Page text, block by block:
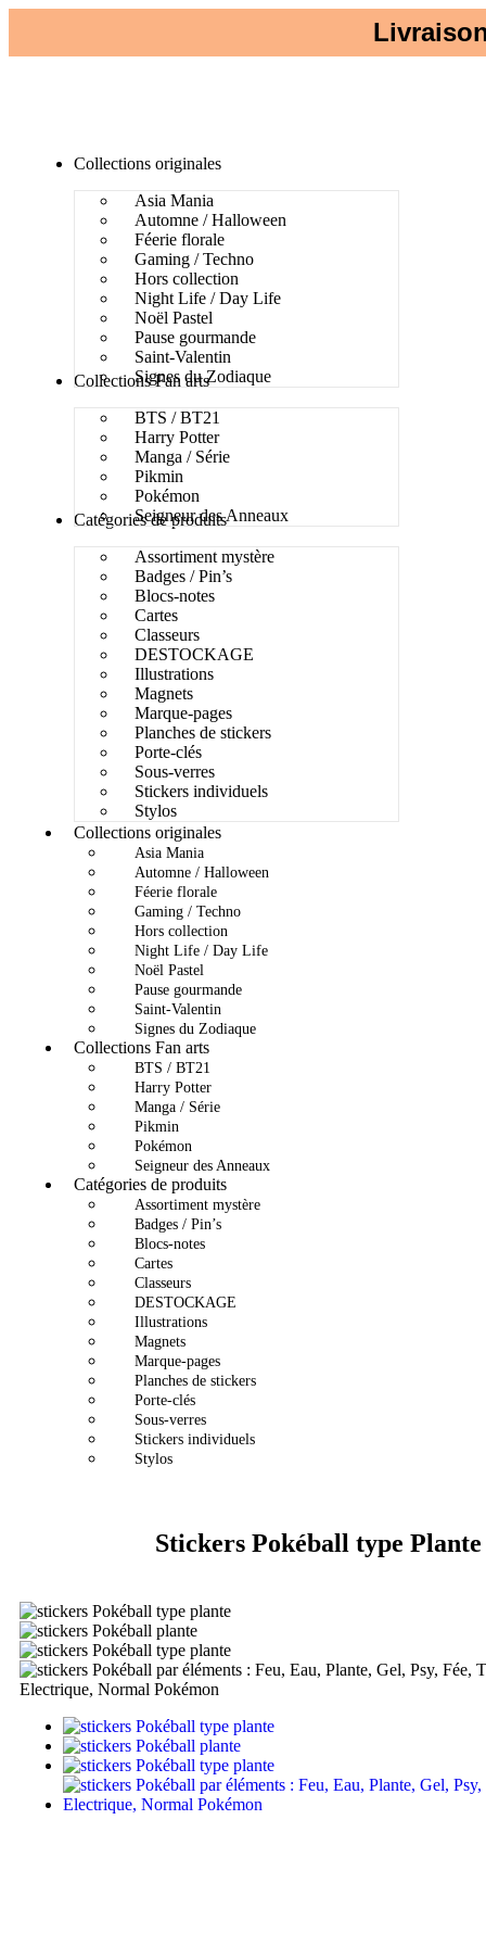
Collections originales
Asia Mania
Automne / Halloween
Féerie florale
Gaming / Techno
Hors collection
Night Life / Day Life
Noël Pastel
Pause gourmande
Saint-Valentin
Signes du Zodiaque
Collections Fan arts
BTS / BT21
Harry Potter
Manga / Série
Pikmin
Pokémon
Seigneur des Anneaux
Catégories de produits
Assortiment mystère
Badges / Pin’s
Blocs-notes
Cartes
Classeurs
DESTOCKAGE
Illustrations
Magnets
Marque-pages
Planches de stickers
Porte-clés
Sous-verres
Stickers individuels
Stylos
Collections originales
Asia Mania
Automne / Halloween
Féerie florale
Gaming / Techno
Hors collection
Night Life / Day Life
Noël Pastel
Pause gourmande
Saint-Valentin
Signes du Zodiaque
Collections Fan arts
BTS / BT21
Harry Potter
Manga / Série
Pikmin
Pokémon
Seigneur des Anneaux
Catégories de produits
Assortiment mystère
Badges / Pin’s
Blocs-notes
Cartes
Classeurs
DESTOCKAGE
Illustrations
Magnets
Marque-pages
Planches de stickers
Porte-clés
Sous-verres
Stickers individuels
Stylos
Stickers Pokéball type Plante